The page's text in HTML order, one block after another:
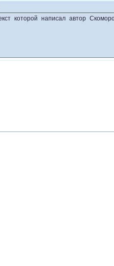
которой написал автор